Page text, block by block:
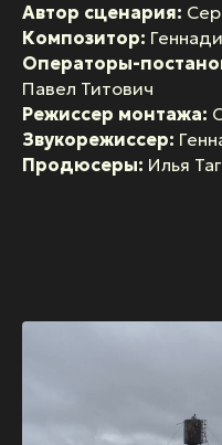
Автор сценария:
Композитор:
Операторы-
Павел Титович
Режиссер монтажа:
Звукорежиссер:
Продюсеры: Илья